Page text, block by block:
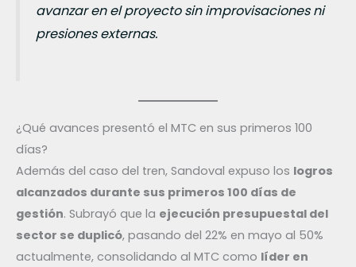
avanzar en el proyecto sin improvisaciones ni
presiones externas.
¿Qué avances presentó el MTC en sus primeros 100
días?
Además del caso del tren, Sandoval expuso los logros
alcanzados durante sus primeros 100 días de
gestión. Subrayó que la ejecución presupuestal del
sector se duplicó, pasando del 22% en mayo al 50%
actualmente, consolidando al MTC como líder en